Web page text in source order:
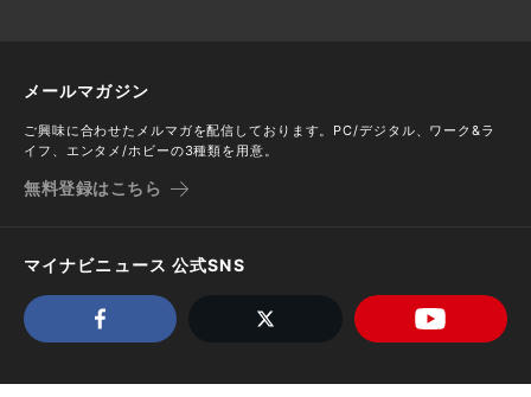
メールマガジン
ご興味に合わせたメルマガを配信しております。PC/デジタル、ワーク&ラ
イフ、エンタメ/ホビーの3種類を用意。
無料登録はこちら
マイナビニュース 公式SNS